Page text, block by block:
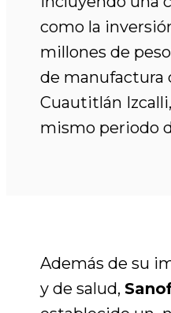
como la
millones de
de manufactura
Cuautitlán
mismo periodo
Además de su
y de salud,